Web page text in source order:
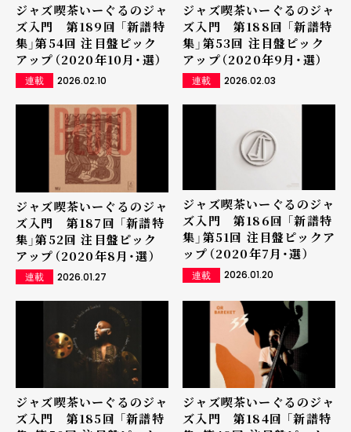
ジャズ喫茶いーぐるのジャ
ズ入門 第189回 「新譜特
集」第54回 注目盤ピック
アップ（2020年10月・選）
連載 2026.02.10
ジャズ喫茶いーぐるのジャ
ズ入門 第188回 「新譜特
集」第53回 注目盤ピック
アップ（2020年9月・選）
連載 2026.02.03
ジャズ喫茶いーぐるのジャ
ズ入門 第187回 「新譜特
集」第52回 注目盤ピック
アップ（2020年8月・選）
連載 2026.01.27
ジャズ喫茶いーぐるのジャ
ズ入門 第186回 「新譜特
集」第51回 注目盤ピックア
ップ（2020年7月・選）
連載 2026.01.20
ジャズ喫茶いーぐるのジャ
ズ入門 第185回 「新譜特
ジャズ喫茶いーぐるのジャ
ズ入門 第184回 「新譜特